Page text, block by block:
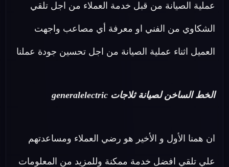
عملية الصيانة من قبل خدمة العملاء من اجل تلقي
الشكاوي من الفني او معرفة أي مصاعب واجهت
العميل اثناء عملية الصيانة من اجل تحسين جودة عملنا
الخط الساخن لصيانة ثلاجات generalelectric
ان همنا الأول و الأخير هو رضي العملاء ومساعدتهم
علي تلقي افضل خدمة ممكنة وللمزيد من المعلومات